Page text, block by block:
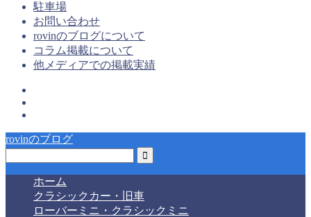
駐車場
お問い合わせ
rovinのブログについて
コラム掲載について
他メディアでの掲載実績
rovinのブログ
ホーム
クラシックカー・旧車
ローバーミニ・クラシックミニ